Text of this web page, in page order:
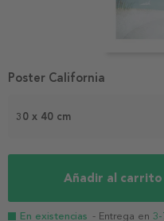
Item
1
30 x 40 cm
Añadir al carrito
En existencias - Entrega en 3-
Poster California